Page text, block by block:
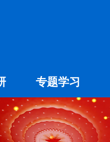
专题学习